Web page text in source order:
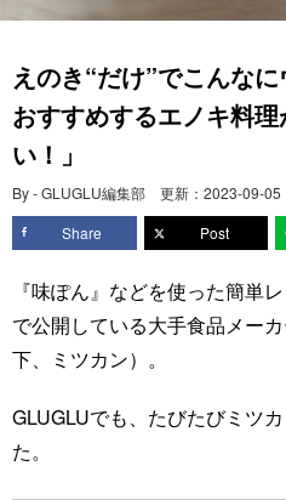
えのき“だけ”でこんな
おすすめするエノキ料
い！」
By - GLUGLU編集部 更新： 2023-09-05
Share
Post
『味ぽん』などを使った簡単
で公開している大手食品メー
下、ミツカン）。
GLUGLUでも、たびたびミツ
た。